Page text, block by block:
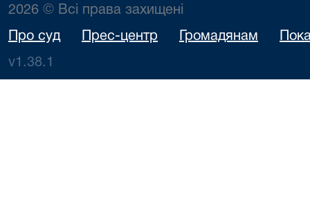
2026 © Всі права захищені
Про суд Прес-центр Громадянам
v1.38.1